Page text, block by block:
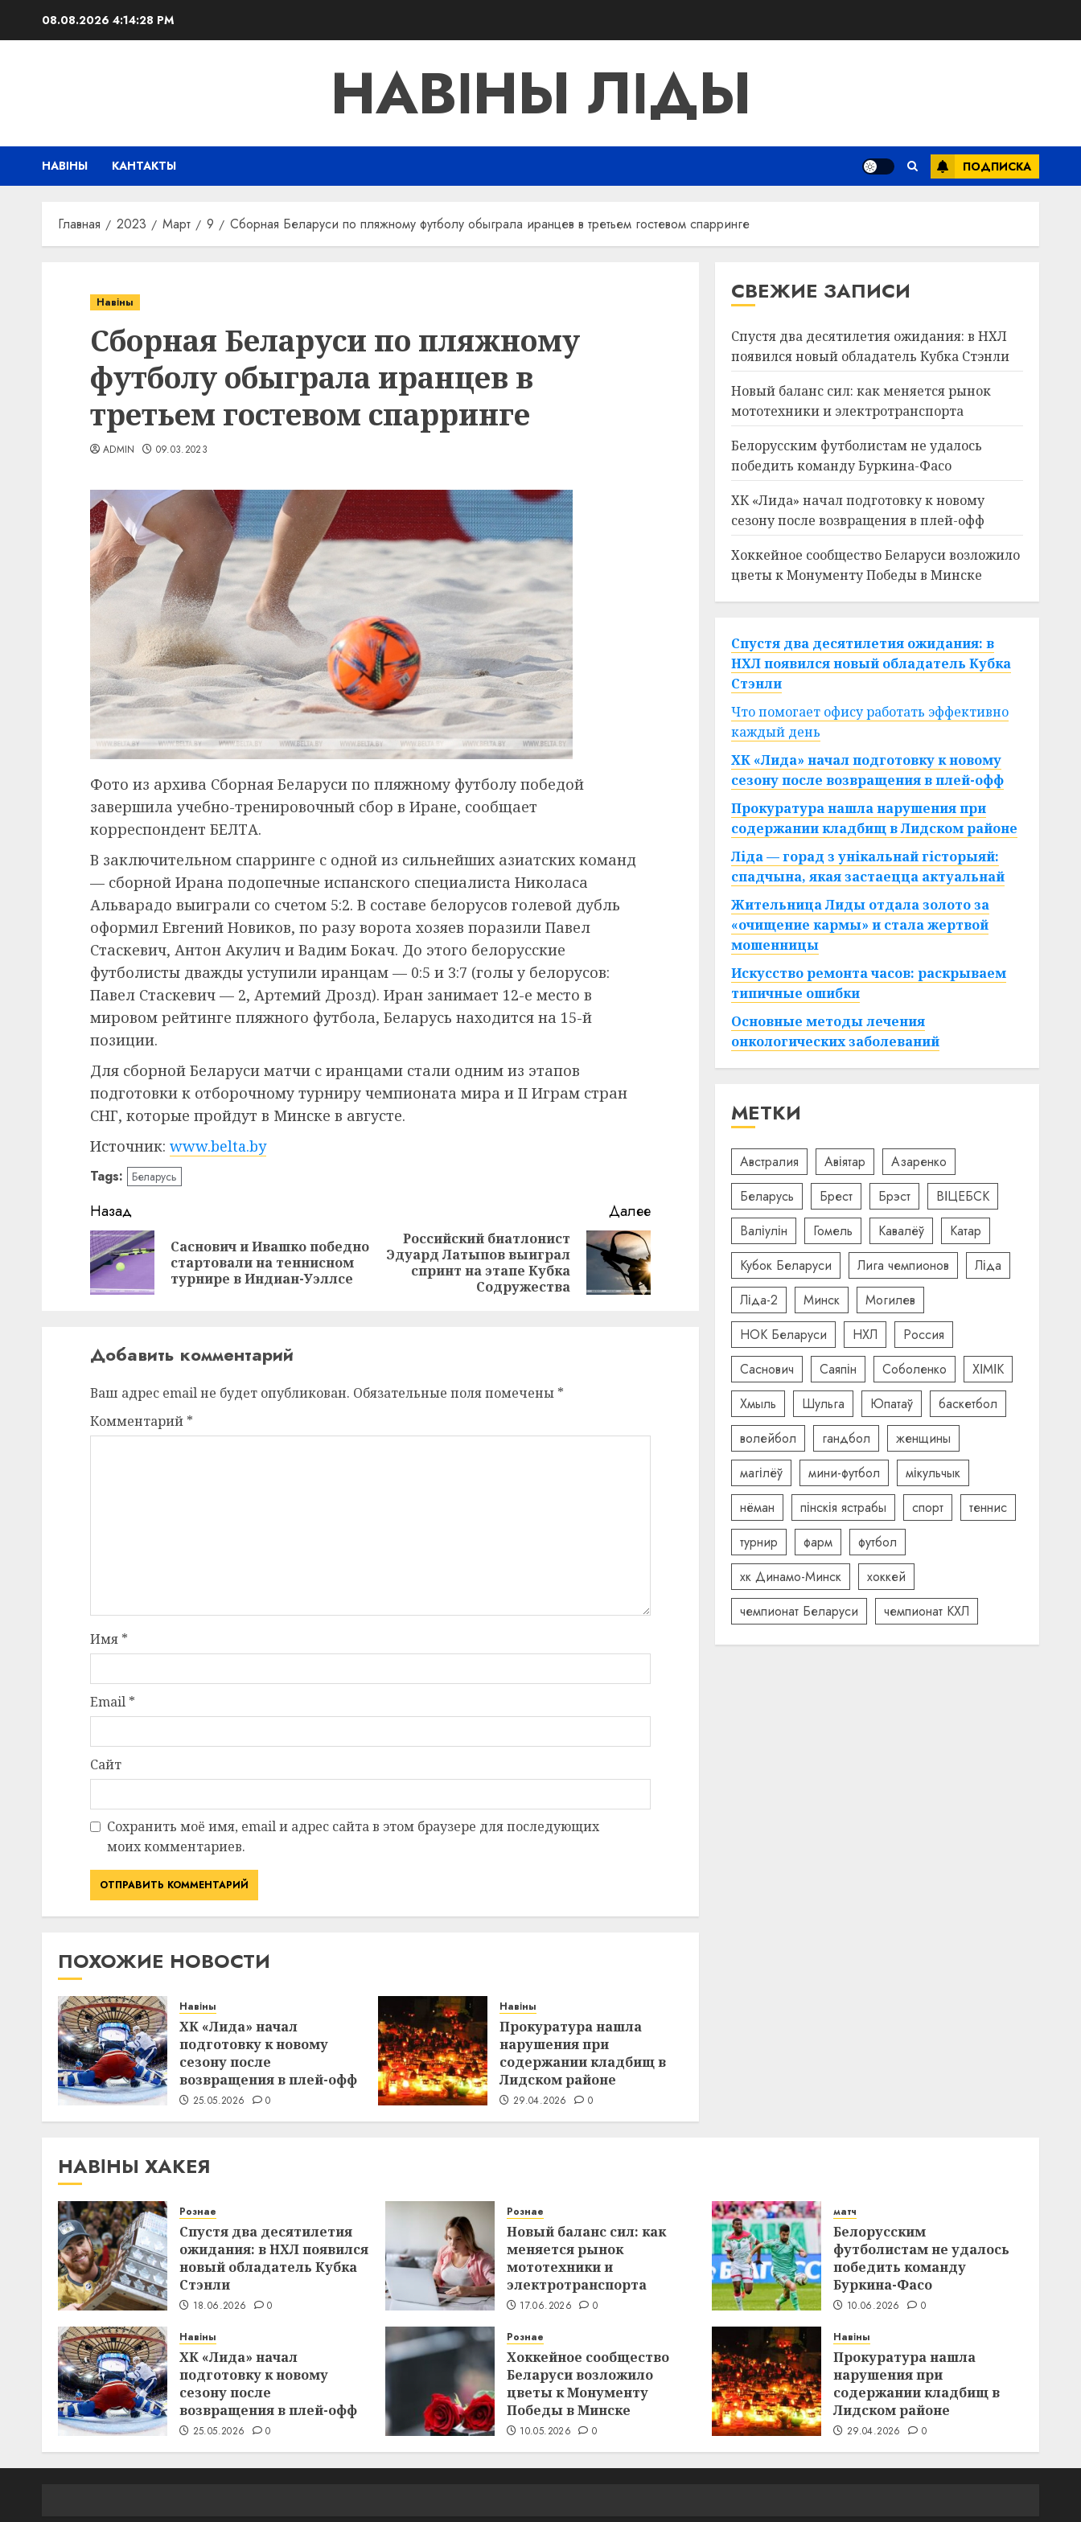
08.08.2026 4:14:29 PM
НАВІНЫ ЛІДЫ
НАВІНЫ КАНТАКТЫ ПОДПИСКА
Главная 2023 Март 9 Сборная Беларуси по пляжному футболу обыграла иранцев в третьем гостевом спарринге
Навіны
Сборная Беларуси по пляжному
футболу обыграла иранцев в
третьем гостевом спарринге
ADMIN 09.03.2023
Фото из архива Сборная Беларуси по пляжному футболу победой
завершила учебно-тренировочный сбор в Иране, сообщает
корреспондент БЕЛТА.
В заключительном спарринге с одной из сильнейших азиатских команд
— сборной Ирана подопечные испанского специалиста Николаса
Альварадо выиграли со счетом 5:2. В составе белорусов голевой дубль
оформил Евгений Новиков, по разу ворота хозяев поразили Павел
Стаскевич, Антон Акулич и Вадим Бокач. До этого белорусские
футболисты дважды уступили иранцам — 0:5 и 3:7 (голы у белорусов:
Павел Стаскевич — 2, Артемий Дрозд). Иран занимает 12-е место в
мировом рейтинге пляжного футбола, Беларусь находится на 15-й
позиции.
Для сборной Беларуси матчи с иранцами стали одним из этапов
подготовки к отборочному турниру чемпионата мира и II Играм стран
СНГ, которые пройдут в Минске в августе.
Источник: www.belta.by
Tags: Беларусь
Навигация
записи
Назад
Предыдущая
запись:
Саснович и Ивашко победно
стартовали на теннисном
турнире в Индиан-Уэллсе
Далее
Следующая
запись:
Российский биатлонист
Эдуард Латыпов выиграл
спринт на этапе Кубка
Содружества
Добавить комментарий
Ваш адрес email не будет опубликован. Обязательные поля помечены *
Комментарий *
Имя *
Email *
Сайт
Сохранить моё имя, email и адрес сайта в этом браузере для последующих
моих комментариев.
ПОХОЖИЕ НОВОСТИ
Навіны
ХК «Лида» начал
подготовку к новому
сезону после
возвращения в плей-офф
25.05.2026 0
Навіны
Прокуратура нашла
нарушения при
содержании кладбищ в
Лидском районе
29.04.2026 0
СВЕЖИЕ ЗАПИСИ
Спустя два десятилетия ожидания: в НХЛ
появился новый обладатель Кубка Стэнли
Новый баланс сил: как меняется рынок
мототехники и электротранспорта
Белорусским футболистам не удалось
победить команду Буркина-Фасо
ХК «Лида» начал подготовку к новому
сезону после возвращения в плей-офф
Хоккейное сообщество Беларуси возложило
цветы к Монументу Победы в Минске
Спустя два десятилетия ожидания: в
НХЛ появился новый обладатель Кубка
Стэнли
Что помогает офису работать эффективно
каждый день
ХК «Лида» начал подготовку к новому
сезону после возвращения в плей-офф
Прокуратура нашла нарушения при
содержании кладбищ в Лидском районе
Ліда — горад з унікальнай гісторыяй:
спадчына, якая застаецца актуальнай
Жительница Лиды отдала золото за
«очищение кармы» и стала жертвой
мошенницы
Искусство ремонта часов: раскрываем
типичные ошибки
Основные методы лечения
онкологических заболеваний
МЕТКИ
Австралия Авіятар
Азаренко
Беларусь
Брест Брэст
ВІЦЕБСК
Валіулін
Гомель Кавалёў
Катар
Кубок Беларуси
Лига чемпионов
Ліда
Ліда-2
Минск
Могилев
НОК Беларуси
НХЛ
Россия
Саснович
Саяпін Соболенко
ХІМІК
Хмыль
Шульга Юпатаў
баскетбол
волейбол
гандбол
женщины
магілёў
мини-футбол
мікульчык
нёман
пінскія ястрабы спорт
теннис
турнир
фарм
футбол
хк Динамо-Минск
хоккей
чемпионат Беларуси
чемпионат КХЛ
НАВІНЫ ХАКЕЯ
Рознае
Спустя два десятилетия
ожидания: в НХЛ появился
новый обладатель Кубка
Стэнли
18.06.2026 0
Рознае
Новый баланс сил: как
меняется рынок
мототехники и
электротранспорта
17.06.2026 0
матч
Белорусским
футболистам не удалось
победить команду
Буркина-Фасо
10.06.2026 0
Навіны
ХК «Лида» начал
подготовку к новому
сезону после
возвращения в плей-офф
25.05.2026 0
Рознае
Хоккейное сообщество
Беларуси возложило
цветы к Монументу
Победы в Минске
10.05.2026 0
Навіны
Прокуратура нашла
нарушения при
содержании кладбищ в
Лидском районе
29.04.2026 0